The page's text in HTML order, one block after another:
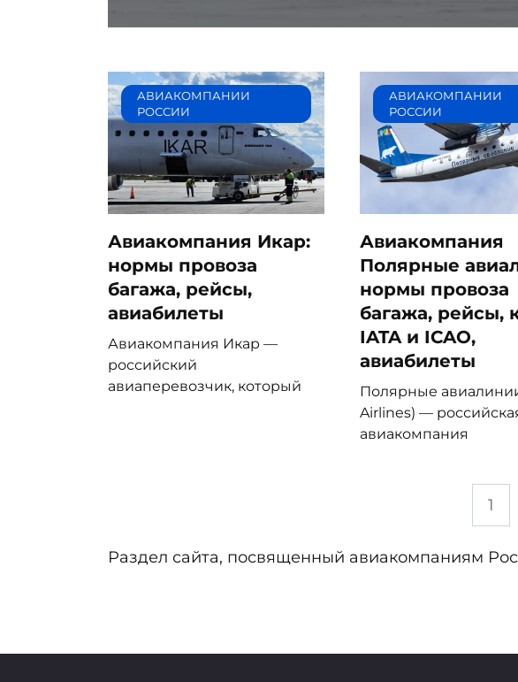
АВИАКОМПАНИИ
РОССИИ
Авиакомпания Икар:
нормы провоза
багажа, рейсы,
авиабилеты
Авиакомпания Икар —
российский
авиаперевозчик, который
АВИАКОМПАНИИ
РОССИИ
Авиакомпания
Полярные
нормы провоза
багажа, рейсы,
IATA и ICAO,
авиабилеты
Полярные
Airlines) —
авиакомпания
1
Раздел сайта, посвященный авиакомпаниям